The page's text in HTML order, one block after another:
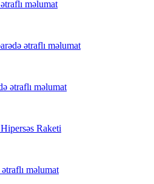
məlumat
ətraflı məlumat
ətraflı məlumat
Raketi
məlumat